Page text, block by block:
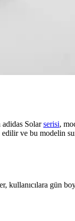
adidas Solarserisi,
edilir ve bu modelin
kullanıcılara gün